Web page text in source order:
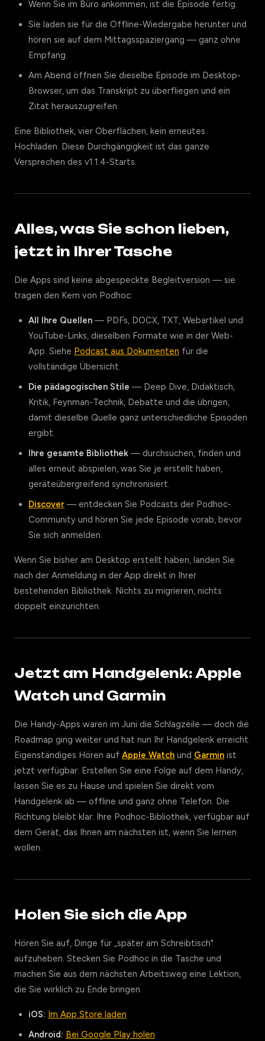
Wenn Sie im Büro ankommen, ist die Episode fertig.
Sie laden sie für die Offline-Wiedergabe herunter und
hören sie auf dem Mittagsspaziergang — ganz ohne
Empfang.
Am Abend öffnen Sie dieselbe Episode im Desktop-
Browser, um das Transkript zu überfliegen und ein
Zitat herauszugreifen.
Eine Bibliothek, vier Oberflächen, kein erneutes
Hochladen. Diese Durchgängigkeit ist das ganze
Versprechen des v1.1.4-Starts.
Alles, was Sie schon lieben,
jetzt in Ihrer Tasche
Die Apps sind keine abgespeckte Begleitversion — sie
tragen den Kern von Podhoc:
All Ihre Quellen — PDFs, DOCX, TXT, Webartikel und
YouTube-Links, dieselben Formate wie in der Web-
App. Siehe Podcast aus Dokumenten für die
vollständige Übersicht.
Die pädagogischen Stile — Deep Dive, Didaktisch,
Kritik, Feynman-Technik, Debatte und die übrigen,
damit dieselbe Quelle ganz unterschiedliche Episoden
ergibt.
Ihre gesamte Bibliothek — durchsuchen, finden und
alles erneut abspielen, was Sie je erstellt haben,
geräteübergreifend synchronisiert.
Discover — entdecken Sie Podcasts der Podhoc-
Community und hören Sie jede Episode vorab, bevor
Sie sich anmelden.
Wenn Sie bisher am Desktop erstellt haben, landen Sie
nach der Anmeldung in der App direkt in Ihrer
bestehenden Bibliothek. Nichts zu migrieren, nichts
doppelt einzurichten.
Jetzt am Handgelenk: Apple
Watch und Garmin
Die Handy-Apps waren im Juni die Schlagzeile — doch die
Roadmap ging weiter und hat nun Ihr Handgelenk erreicht.
Eigenständiges Hören auf Apple Watch und Garmin ist
jetzt verfügbar: Erstellen Sie eine Folge auf dem Handy,
lassen Sie es zu Hause und spielen Sie direkt vom
Handgelenk ab — offline und ganz ohne Telefon. Die
Richtung bleibt klar: Ihre Podhoc-Bibliothek, verfügbar auf
dem Gerät, das Ihnen am nächsten ist, wenn Sie lernen
wollen.
Holen Sie sich die App
Hören Sie auf, Dinge für „später am Schreibtisch"
aufzuheben. Stecken Sie Podhoc in die Tasche und
machen Sie aus dem nächsten Arbeitsweg eine Lektion,
die Sie wirklich zu Ende bringen.
iOS: Im App Store laden
Android: Bei Google Play holen